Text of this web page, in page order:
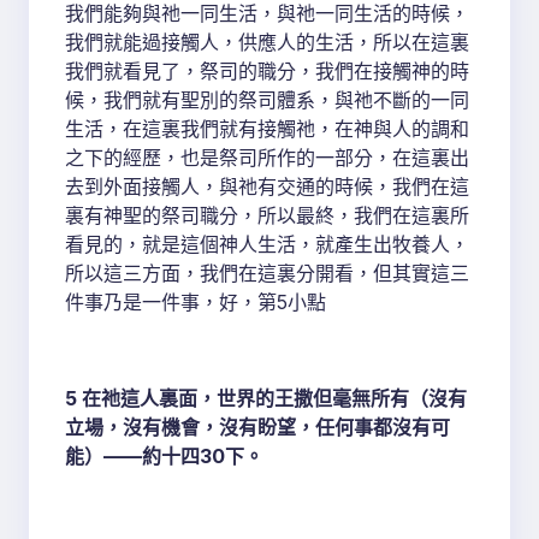
我們能夠與祂一同生活，與祂一同生活的時候，
我們就能過接觸人，供應人的生活，所以在這裏
我們就看見了，祭司的職分，我們在接觸神的時
候，我們就有聖別的祭司體系，與祂不斷的一同
生活，在這裏我們就有接觸祂，在神與人的調和
之下的經歷，也是祭司所作的一部分，在這裏出
去到外面接觸人，與祂有交通的時候，我們在這
裏有神聖的祭司職分，所以最終，我們在這裏所
看見的，就是這個神人生活，就產生出牧養人，
所以這三方面，我們在這裏分開看，但其實這三
件事乃是一件事，好，第5小點
5 在祂這人裏面，世界的王撒但毫無所有（沒有
立場，沒有機會，沒有盼望，任何事都沒有可
能）——約十四30下。